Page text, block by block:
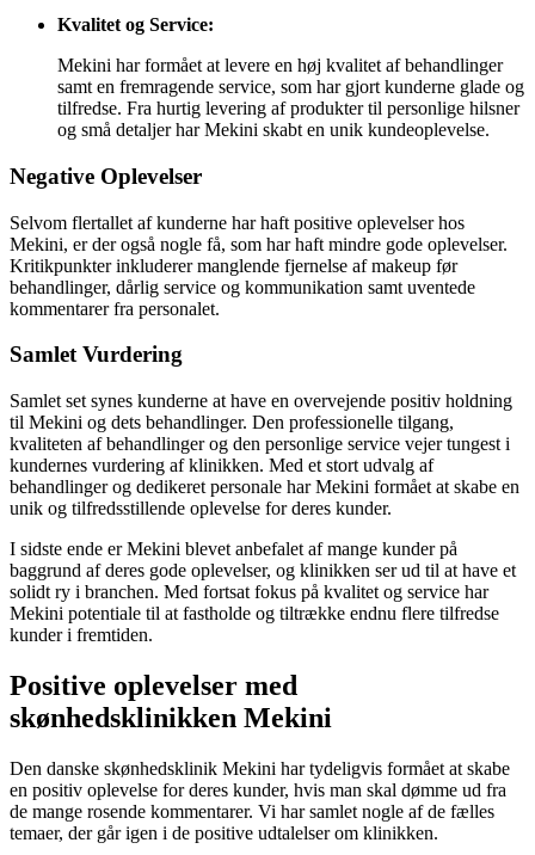
Kvalitet og Service:
Mekini har formået at levere en høj kvalitet af behandlinger
samt en fremragende service, som har gjort kunderne glade og
tilfredse. Fra hurtig levering af produkter til personlige hilsner
og små detaljer har Mekini skabt en unik kundeoplevelse.
Negative Oplevelser
Selvom flertallet af kunderne har haft positive oplevelser hos
Mekini, er der også nogle få, som har haft mindre gode oplevelser.
Kritikpunkter inkluderer manglende fjernelse af makeup før
behandlinger, dårlig service og kommunikation samt uventede
kommentarer fra personalet.
Samlet Vurdering
Samlet set synes kunderne at have en overvejende positiv holdning
til Mekini og dets behandlinger. Den professionelle tilgang,
kvaliteten af behandlinger og den personlige service vejer tungest i
kundernes vurdering af klinikken. Med et stort udvalg af
behandlinger og dedikeret personale har Mekini formået at skabe en
unik og tilfredsstillende oplevelse for deres kunder.
I sidste ende er Mekini blevet anbefalet af mange kunder på
baggrund af deres gode oplevelser, og klinikken ser ud til at have et
solidt ry i branchen. Med fortsat fokus på kvalitet og service har
Mekini potentiale til at fastholde og tiltrække endnu flere tilfredse
kunder i fremtiden.
Positive oplevelser med
skønhedsklinikken Mekini
Den danske skønhedsklinik Mekini har tydeligvis formået at skabe
en positiv oplevelse for deres kunder, hvis man skal dømme ud fra
de mange rosende kommentarer. Vi har samlet nogle af de fælles
temaer, der går igen i de positive udtalelser om klinikken.